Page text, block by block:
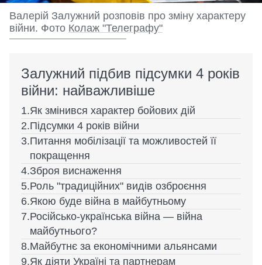
Валерій Залужний розповів про зміну характеру
війни. Фото Колаж "Телеграфу"
Залужний підбив підсумки 4 років
війни: найважливіше
Як змінився характер бойових дій
Підсумки 4 років війни
Питання мобілізації та можливостей її
покращення
Зброя виснаження
Роль "традиційних" видів озброєння
Якою буде війна в майбутньому
Російсько-українська війна — війна
майбутнього?
Майбутнє за економічними альянсами
Як діяти Україні та партнерам